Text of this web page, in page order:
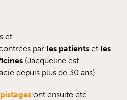
et
par les patients et les
(Jacqueline est
depuis plus de 30 ans)
ont ensuite été